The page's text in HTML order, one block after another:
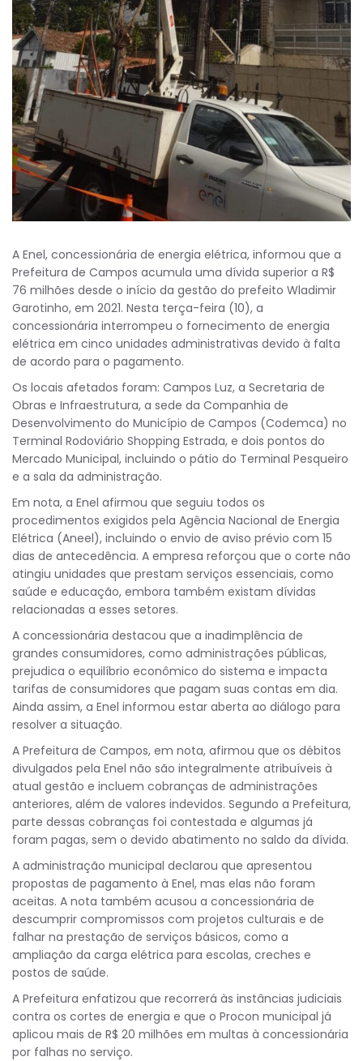
A Enel, concessionária de energia elétrica, informou que a
Prefeitura de Campos acumula uma dívida superior a R$
76 milhões desde o início da gestão do prefeito Wladimir
Garotinho, em 2021. Nesta terça-feira (10), a
concessionária interrompeu o fornecimento de energia
elétrica em cinco unidades administrativas devido à falta
de acordo para o pagamento.
Os locais afetados foram: Campos Luz, a Secretaria de
Obras e Infraestrutura, a sede da Companhia de
Desenvolvimento do Município de Campos (Codemca) no
Terminal Rodoviário Shopping Estrada, e dois pontos do
Mercado Municipal, incluindo o pátio do Terminal Pesqueiro
e a sala da administração.
Em nota, a Enel afirmou que seguiu todos os
procedimentos exigidos pela Agência Nacional de Energia
Elétrica (Aneel), incluindo o envio de aviso prévio com 15
dias de antecedência. A empresa reforçou que o corte não
atingiu unidades que prestam serviços essenciais, como
saúde e educação, embora também existam dívidas
relacionadas a esses setores.
A concessionária destacou que a inadimplência de
grandes consumidores, como administrações públicas,
prejudica o equilíbrio econômico do sistema e impacta
tarifas de consumidores que pagam suas contas em dia.
Ainda assim, a Enel informou estar aberta ao diálogo para
resolver a situação.
A Prefeitura de Campos, em nota, afirmou que os débitos
divulgados pela Enel não são integralmente atribuíveis à
atual gestão e incluem cobranças de administrações
anteriores, além de valores indevidos. Segundo a Prefeitura,
parte dessas cobranças foi contestada e algumas já
foram pagas, sem o devido abatimento no saldo da dívida.
A administração municipal declarou que apresentou
propostas de pagamento à Enel, mas elas não foram
aceitas. A nota também acusou a concessionária de
descumprir compromissos com projetos culturais e de
falhar na prestação de serviços básicos, como a
ampliação da carga elétrica para escolas, creches e
postos de saúde.
A Prefeitura enfatizou que recorrerá às instâncias judiciais
contra os cortes de energia e que o Procon municipal já
aplicou mais de R$ 20 milhões em multas à concessionária
por falhas no serviço.